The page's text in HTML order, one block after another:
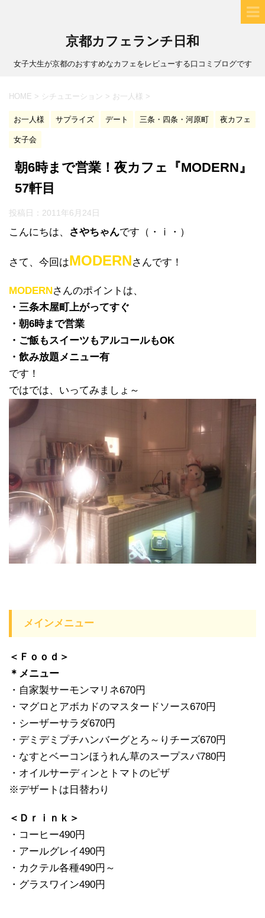
京都カフェランチ日和
女子大生が京都のおすすめなカフェをレビューする口コミブログです
HOME > シチュエーション > お一人様 >
お一人様 サプライズ デート 三条・四条・河原町 夜カフェ
女子会
朝6時まで営業！夜カフェ『MODERN』
57軒目
投稿日： 2011年6月24日
こんにちは、 さやちゃんです（・ⅰ・）ゝ
さて、今回はMODERNさんです！
MODERNさんのポイントは、
・三条木屋町上がってすぐ
・ 朝6時まで営業
・ご飯もスイーツもアルコールもOK
・飲み放題メニュー有
です！
ではでは、いってみましょ～
メインメニュー
＜Ｆｏｏｄ＞
＊メニュー
・自家製サーモンマリネ670円
・マグロとアボカドのマスタードソース670円
・シーザーサラダ670円
・デミデミプチハンバーグとろ～りチーズ670円
・なすとベーコンほうれん草のスープスパ780円
・オイルサーディンとトマトのピザ
※デザートは日替わり
＜Ｄｒｉｎｋ＞
・コーヒー490円
・アールグレイ490円
・カクテル各種490円～
・グラスワイン490円